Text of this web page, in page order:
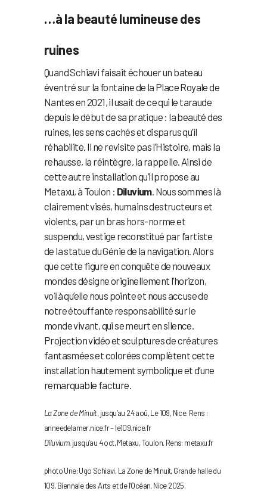
…à la beauté lumineuse des
ruines
Quand Schiavi faisait échouer un bateau
éventré sur la fontaine de la Place Royale de
Nantes en 2021, il usait de ce qui le taraude
depuis le début de sa pratique : la beauté des
ruines, les sens cachés et disparus qu’il
réhabilite. Il ne revisite pas l’Histoire, mais la
rehausse, la réintègre, la rappelle. Ainsi de
cette autre installation qu’il propose au
Metaxu, à Toulon : Diluvium. Nous sommes là
clairement visés, humains destructeurs et
violents, par un bras hors-norme et
suspendu, vestige reconstitué par l’artiste
de la statue du Génie de la navigation. Alors
que cette figure en conquête de nouveaux
mondes désigne originellement l’horizon,
voilà qu’elle nous pointe et nous accuse de
notre étouffante responsabilité sur le
monde vivant, qui se meurt en silence.
Projection vidéo et sculptures de créatures
fantasmées et colorées complètent cette
installation hautement symbolique et d’une
remarquable facture.
La Zone de Minuit, jusqu’au 24 aoû, Le 109, Nice. Rens :
anneedelamer.nice.fr – le109.nice.fr
Diluvium, jusqu’au 4 oct, Metaxu, Toulon. Rens: metaxu.fr
photo Une: Ugo Schiavi, La Zone de Minuit, Grande halle du
109, Biennale des Arts et de l’Océan, Nice 2025.